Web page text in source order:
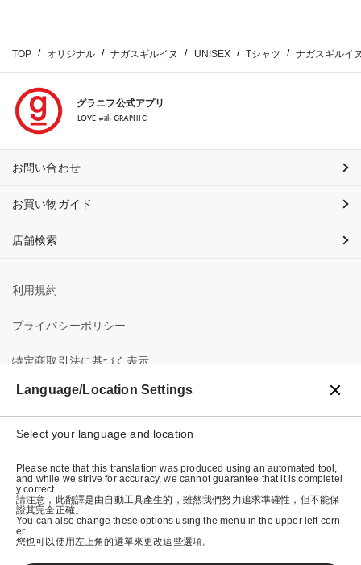
TOP オリジナル ナガスギルイヌ UNISEX Tシャツ ナガスギルイ
グラニフ公式アプリ
LOVE with GRAPHIC
お問い合わせ
お買い物ガイド
店舗検索
利用規約
プライバシーポリシー
特定商取引法に基づく表示
会社概要
© graniph inc.
Language/Location Settings
Select your language and location
Please note that this translation was produced using an automated tool,
and while we strive for accuracy, we cannot guarantee that it is completel
y correct.
請注意，此翻譯是由自動工具產生的，雖然我們努力追求準確性，但不能保
證其完全正確。
You can also change these options using the menu in the upper left corn
er.
您也可以使用左上角的選單來更改這些選項。